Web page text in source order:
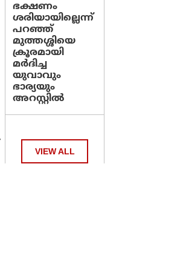
ഭക്ഷണം
ശരിയായില്ലെന്ന്
പറഞ്ഞ്
മുത്തശ്ശിയെ
ക്രൂരമായി
മര്‍ദിച്ച
യുവാവും
ഭാര്യയും
അറസ്റ്റില്‍
VIEW ALL